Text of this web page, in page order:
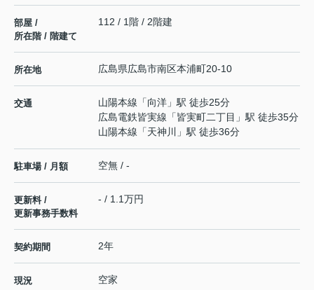
部屋 /
所在階 / 階建て
112 / 1階 / 2階建
所在地 広島県広島市南区本浦町20-10
交通 山陽本線 「向洋 」駅 徒歩25分
広島電鉄皆実線 「皆実町二丁目 」駅 徒歩35分
山陽本線 「天神川 」駅 徒歩36分
駐車場 / 月額 空無 / -
更新料 /
更新事務手数料
- / 1.1万円
契約期間 2年
現況 空家